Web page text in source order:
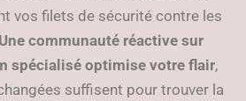
vos filets de sécurité contre les
Une communauté réactive sur
spécialisé optimise votre flair,
suffisent pour trouver la